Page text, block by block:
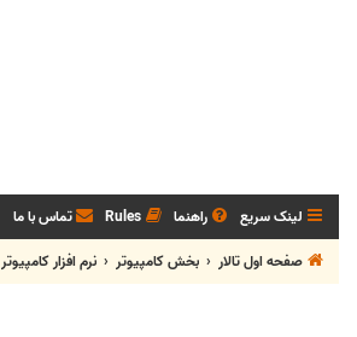
لینک سریع راهنما Rules تماس با ما
صفحه اول تالار
بخش كامپيوتر نرم افزار كامپيوتر